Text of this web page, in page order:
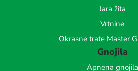
Jara žita
Vrtnine
Okrasne trate Master
Gnojila
Apnena gnojila